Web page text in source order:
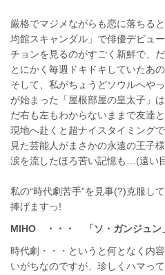
厳格でマジメながらも恋に落ちる
均館スキャンダル」で俳優デビュ
チョンを見るのがすごく新鮮で、
とにかく毎週ドキドキしていたあ
そして、私がちょうどソウルへや
が始まった「屋根部屋の皇太子」
だ右も左もわからないままで友達
現地へ赴くと超ナイスタイミング
見た芸能人がまさかの永遠の王子
涙を流したほろ苦い記憶も…(遠い
私の“時代劇苦手”を見事(?)克服し
捧げますっ!
MIHO ・・・
「ソ・ガンジュン
時代劇・・・というと何となく内
いがちなのですが、珍しくハマっ